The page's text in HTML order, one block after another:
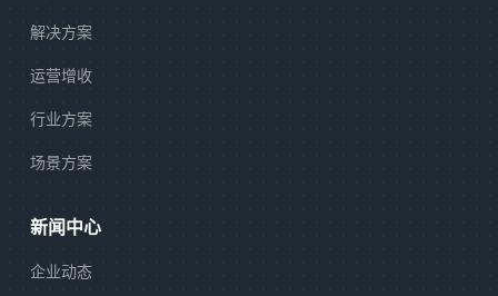
解决方案
运营增收
行业方案
场景方案
新闻中心
企业动态